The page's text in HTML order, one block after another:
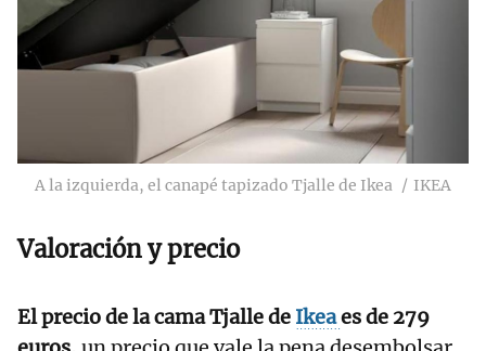
A la izquierda, el canapé tapizado Tjalle de Ikea IKEA
Valoración y precio
El precio de la cama Tjalle de Ikeaes de 279